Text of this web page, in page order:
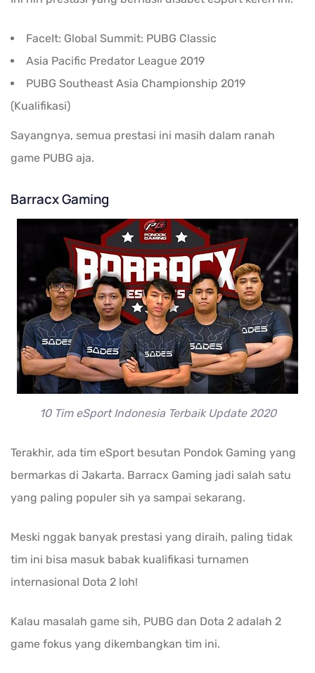
FaceIt: Global Summit: PUBG Classic
Asia Pacific Predator League 2019
PUBG Southeast Asia Championship 2019
(Kualifikasi)
Sayangnya, semua prestasi ini masih dalam ranah
game PUBG aja.
Barracx Gaming
10 Tim eSport Indonesia Terbaik Update 2020
Terakhir, ada tim eSport besutan Pondok Gaming yang
bermarkas di Jakarta. Barracx Gaming jadi salah satu
yang paling populer sih ya sampai sekarang.
Meski nggak banyak prestasi yang diraih, paling tidak
tim ini bisa masuk babak kualifikasi turnamen
internasional Dota 2 loh!
Kalau masalah game sih, PUBG dan Dota 2 adalah 2
game fokus yang dikembangkan tim ini.